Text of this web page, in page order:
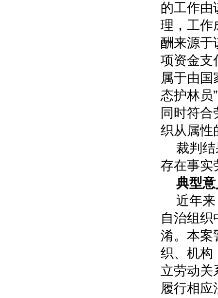
的工作由
理，工作
酬来源于
项资金支
属于由国
态护林员
同时符
织从属性
裁判
存在事实
典型
近年
自治组
淆。本案
织、机构
立劳动关
履行相应